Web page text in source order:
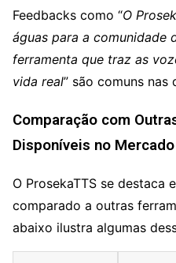
Feedbacks como “O
águas para a comunidade
ferramenta que traz as
vida real” são comuns nas
Comparação com
Disponíveis no Mercado
O ProsekaTTS se destaca
comparado a outras
abaixo ilustra algumas